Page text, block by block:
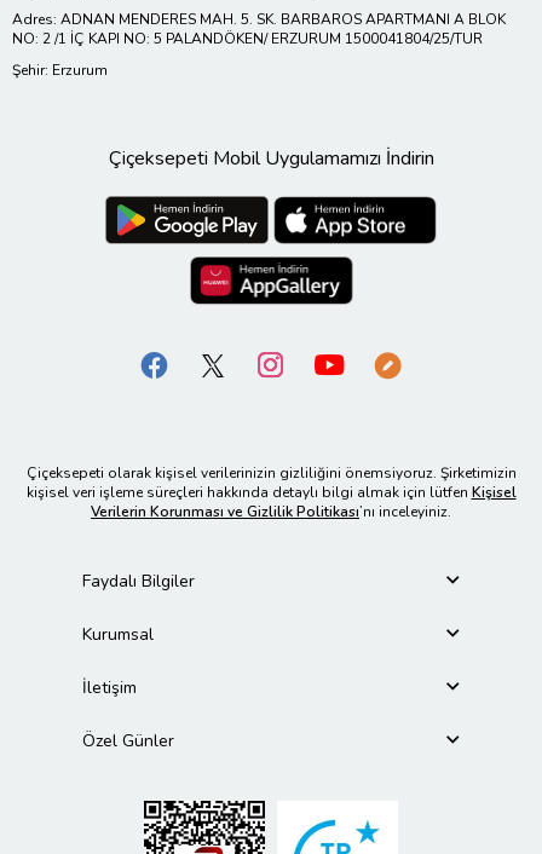
Adres: ADNAN MENDERES MAH. 5. SK. BARBAROS APARTMANI A BLOK
NO: 2 /1 İÇ KAPI NO: 5 PALANDÖKEN/ ERZURUM 1500041804/25/TUR
Şehir: Erzurum
Çiçeksepeti Mobil Uygulamamızı İndirin
Çiçeksepeti olarak kişisel verilerinizin gizliliğini önemsiyoruz. Şirketimizin
kişisel veri işleme süreçleri hakkında detaylı bilgi almak için lütfen Kişisel
Verilerin Korunması ve Gizlilik Politikası’nı inceleyiniz.
Faydalı Bilgiler
Kurumsal
İletişim
Özel Günler